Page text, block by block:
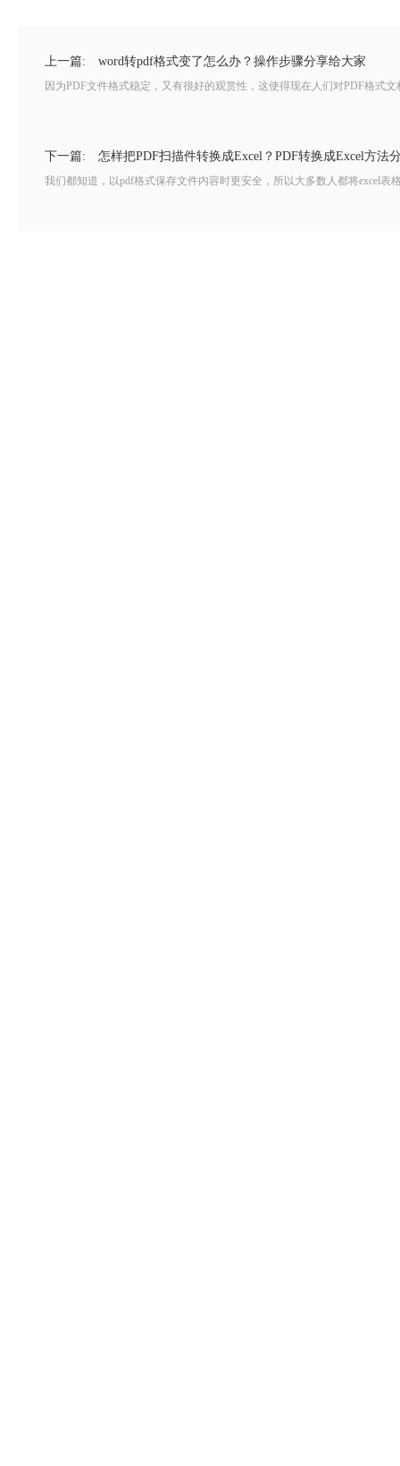
上一篇: word转pdf格式变了怎么办？操作步骤分享给大家
因为PDF文件格式稳定，又有很好的观赏性，这使得现在人们对PDF格式
下一篇: 怎样把PDF扫描件转换成Excel？PDF转换成Excel方法
我们都知道，以pdf格式保存文件内容时更安全，所以大多数人都将excel